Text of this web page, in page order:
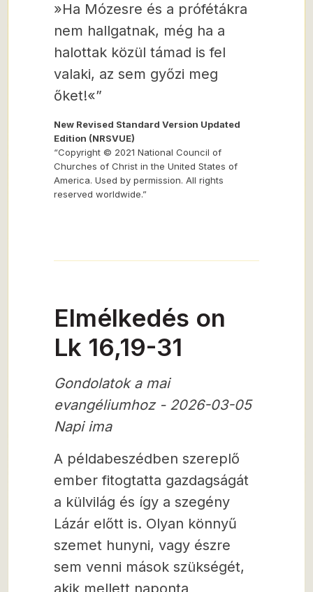
»Ha Mózesre és a prófétákra
nem hallgatnak, még ha a
halottak közül támad is fel
valaki, az sem győzi meg
őket!«”
New Revised Standard Version Updated
Edition (NRSVUE)
“Copyright © 2021 National Council of
Churches of Christ in the United States of
America. Used by permission. All rights
reserved worldwide.”
Elmélkedés on
Lk 16,19-31
Gondolatok a mai
evangéliumhoz - 2026-03-05
Napi ima
A példabeszédben szereplő
ember fitogtatta gazdagságát
a külvilág és így a szegény
Lázár előtt is. Olyan könnyű
szemet hunyni, vagy észre
sem venni mások szükségét,
akik mellett naponta